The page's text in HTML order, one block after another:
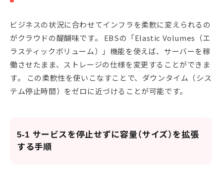
ビジネスの状況に合わせてインフラを柔軟に変えられるの
がクラウドの醍醐味です。 EBSの「Elastic Volumes（エ
ラスティックボリューム）」機能を使えば、サーバーを稼
働させたまま、ストレージの仕様を変更することができま
す。 この柔軟性を使いこなすことで、ダウンタイム（シス
テム停止時間）をゼロに近づけることが可能です。
5-1 サービスを停止せずに容量（サイズ）を拡張
する手順